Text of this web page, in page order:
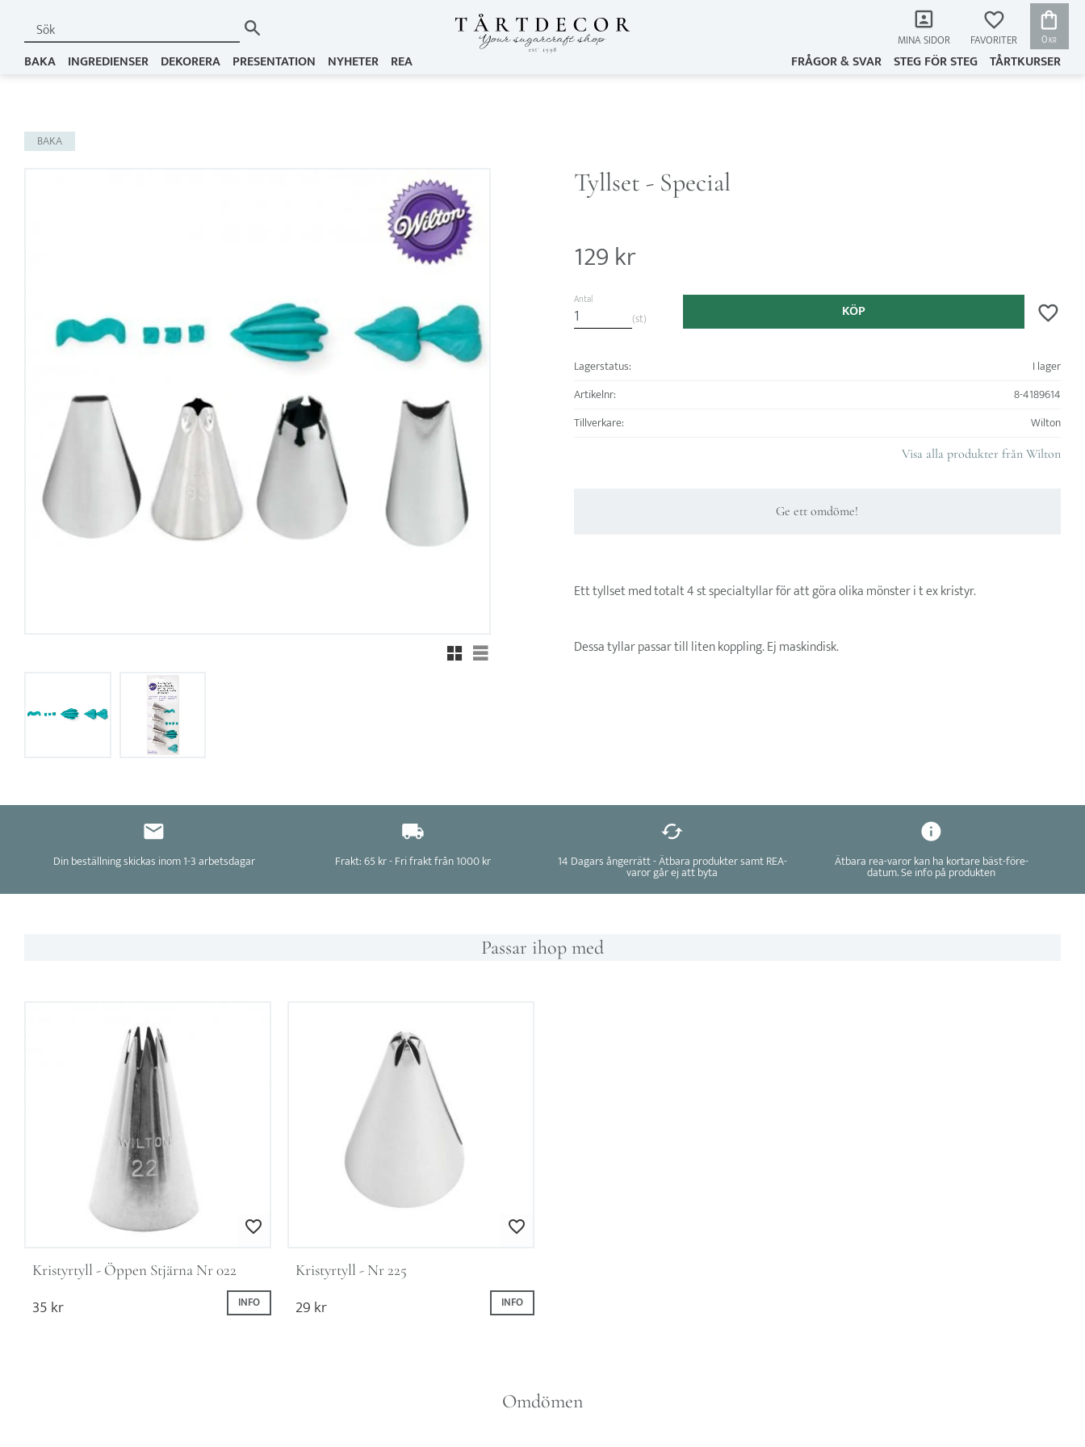
MINA SIDOR
FAVORITER
0KR
BAKA INGREDIENSER DEKORERA PRESENTATION NYHETER REA FRÅGOR & SVAR STEG FÖR STEG TÅRTKURSER
BAKA
Tyllset - Special
Rutnätsvy
Listvy
129kr
Antal
st KÖP Lägg till
Lagerstatus
I lager
Artikelnr
8-4189614
Tillverkare
Wilton
Visa alla produkter från Wilton
Ge ett omdöme!
Ett tyllset med totalt 4 st specialtyllar för att göra olika mönster i t ex kristyr.
Dessa tyllar passar till liten koppling. Ej maskindisk.
Din beställning skickas inom 1-3 arbetsdagar Frakt: 65 kr - Fri frakt från 1000 kr 14 Dagars ångerrätt - Ätbara produkter samt REA-
varor går ej att byta
Ätbara rea-varor kan ha kortare bäst-före-
datum. Se info på produkten
Omdömen
Passar ihop med
Lägg till i favoriter
Kristyrtyll - Öppen Stjärna Nr 022
35kr INFO
Lägg till i favoriter
Kristyrtyll - Nr 225
29kr INFO